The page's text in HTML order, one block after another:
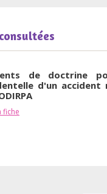
de doctrine
d'un
fiche